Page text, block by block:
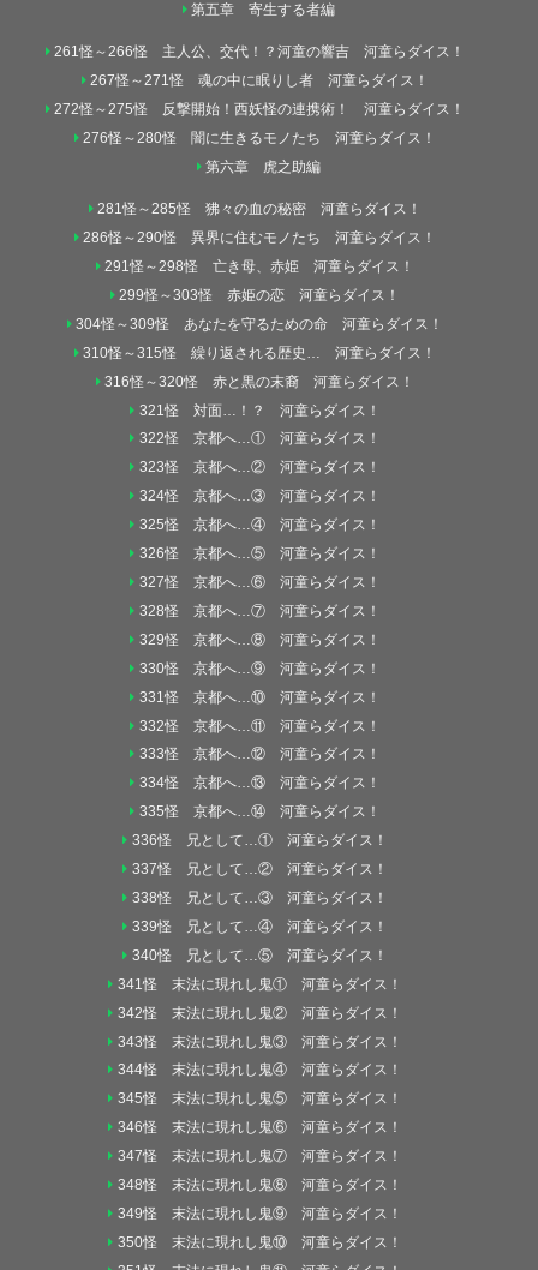
第五章 寄生する者編
261怪～266怪 主人公、交代！？河童の響吉 河童らダイス！
267怪～271怪 魂の中に眠りし者 河童らダイス！
272怪～275怪 反撃開始！西妖怪の連携術！ 河童らダイス！
276怪～280怪 闇に生きるモノたち 河童らダイス！
第六章 虎之助編
281怪～285怪 狒々の血の秘密 河童らダイス！
286怪～290怪 異界に住むモノたち 河童らダイス！
291怪～298怪 亡き母、赤姫 河童らダイス！
299怪～303怪 赤姫の恋 河童らダイス！
304怪～309怪 あなたを守るための命 河童らダイス！
310怪～315怪 繰り返される歴史… 河童らダイス！
316怪～320怪 赤と黒の末裔 河童らダイス！
321怪 対面…！？ 河童らダイス！
322怪 京都へ…① 河童らダイス！
323怪 京都へ…② 河童らダイス！
324怪 京都へ…③ 河童らダイス！
325怪 京都へ…④ 河童らダイス！
326怪 京都へ…⑤ 河童らダイス！
327怪 京都へ…⑥ 河童らダイス！
328怪 京都へ…⑦ 河童らダイス！
329怪 京都へ…⑧ 河童らダイス！
330怪 京都へ…⑨ 河童らダイス！
331怪 京都へ…⑩ 河童らダイス！
332怪 京都へ…⑪ 河童らダイス！
333怪 京都へ…⑫ 河童らダイス！
334怪 京都へ…⑬ 河童らダイス！
335怪 京都へ…⑭ 河童らダイス！
336怪 兄として…① 河童らダイス！
337怪 兄として…② 河童らダイス！
338怪 兄として…③ 河童らダイス！
339怪 兄として…④ 河童らダイス！
340怪 兄として…⑤ 河童らダイス！
341怪 末法に現れし鬼① 河童らダイス！
342怪 末法に現れし鬼② 河童らダイス！
343怪 末法に現れし鬼③ 河童らダイス！
344怪 末法に現れし鬼④ 河童らダイス！
345怪 末法に現れし鬼⑤ 河童らダイス！
346怪 末法に現れし鬼⑥ 河童らダイス！
347怪 末法に現れし鬼⑦ 河童らダイス！
348怪 末法に現れし鬼⑧ 河童らダイス！
349怪 末法に現れし鬼⑨ 河童らダイス！
350怪 末法に現れし鬼⑩ 河童らダイス！